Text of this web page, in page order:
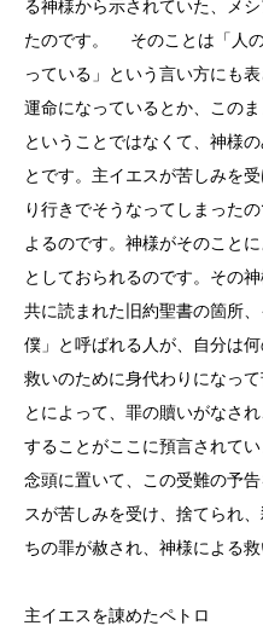
る神様から示されていた、メ
たのです。 そのことは「人
っている」という言い方にも
運命になっているとか、この
ということではなくて、神様
とです。主イエスが苦しみを
り行きでそうなってしまった
よるのです。神様がそのこと
としておられるのです。その
共に読まれた旧約聖書の箇所
僕」と呼ばれる人が、自分は
救いのために身代わりになっ
とによって、罪の贖いがなさ
することがここに預言されて
念頭に置いて、この受難の予
スが苦しみを受け、捨てられ
ちの罪が赦され、神様による
主イエスを諌めたペトロ